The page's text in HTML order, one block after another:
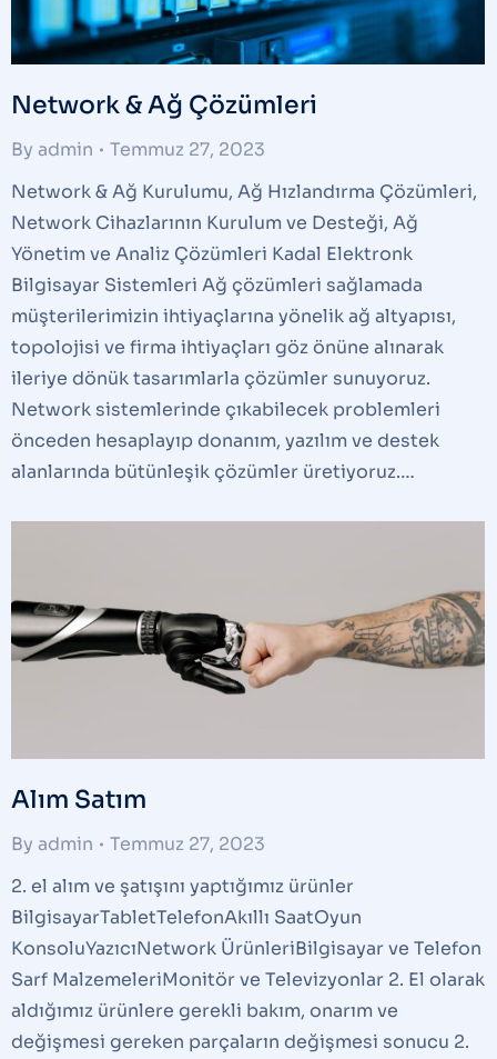
Network & Ağ Çözümleri
By admin
Temmuz 27, 2023
Network & Ağ Kurulumu, Ağ Hızlandırma Çözümleri,
Network Cihazlarının Kurulum ve Desteği, Ağ
Yönetim ve Analiz Çözümleri Kadal Elektronk
Bilgisayar Sistemleri Ağ çözümleri sağlamada
müşterilerimizin ihtiyaçlarına yönelik ağ altyapısı,
topolojisi ve firma ihtiyaçları göz önüne alınarak
ileriye dönük tasarımlarla çözümler sunuyoruz.
Network sistemlerinde çıkabilecek problemleri
önceden hesaplayıp donanım, yazılım ve destek
alanlarında bütünleşik çözümler üretiyoruz.…
Alım Satım
By admin
Temmuz 27, 2023
2. el alım ve şatışını yaptığımız ürünler
BilgisayarTabletTelefonAkıllı SaatOyun
KonsoluYazıcıNetwork ÜrünleriBilgisayar ve Telefon
Sarf MalzemeleriMonitör ve Televizyonlar 2. El olarak
aldığımız ürünlere gerekli bakım, onarım ve
değişmesi gereken parçaların değişmesi sonucu 2.